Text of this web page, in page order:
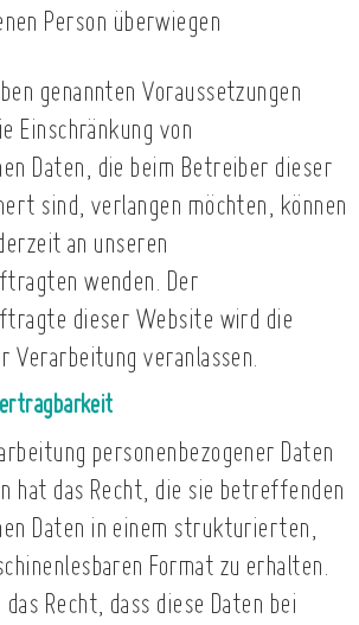
Person überwiegen
genannten Voraussetzungen
Einschränkung von
Daten, die beim Betreiber dieser
sind, verlangen möchten, können
an unseren
wenden. Der
dieser Website wird die
Verarbeitung veranlassen.
personenbezogener Daten
hat das Recht, die sie betreffenden
Daten in einem strukturierten,
Format zu erhalten.
Recht, dass diese Daten bei